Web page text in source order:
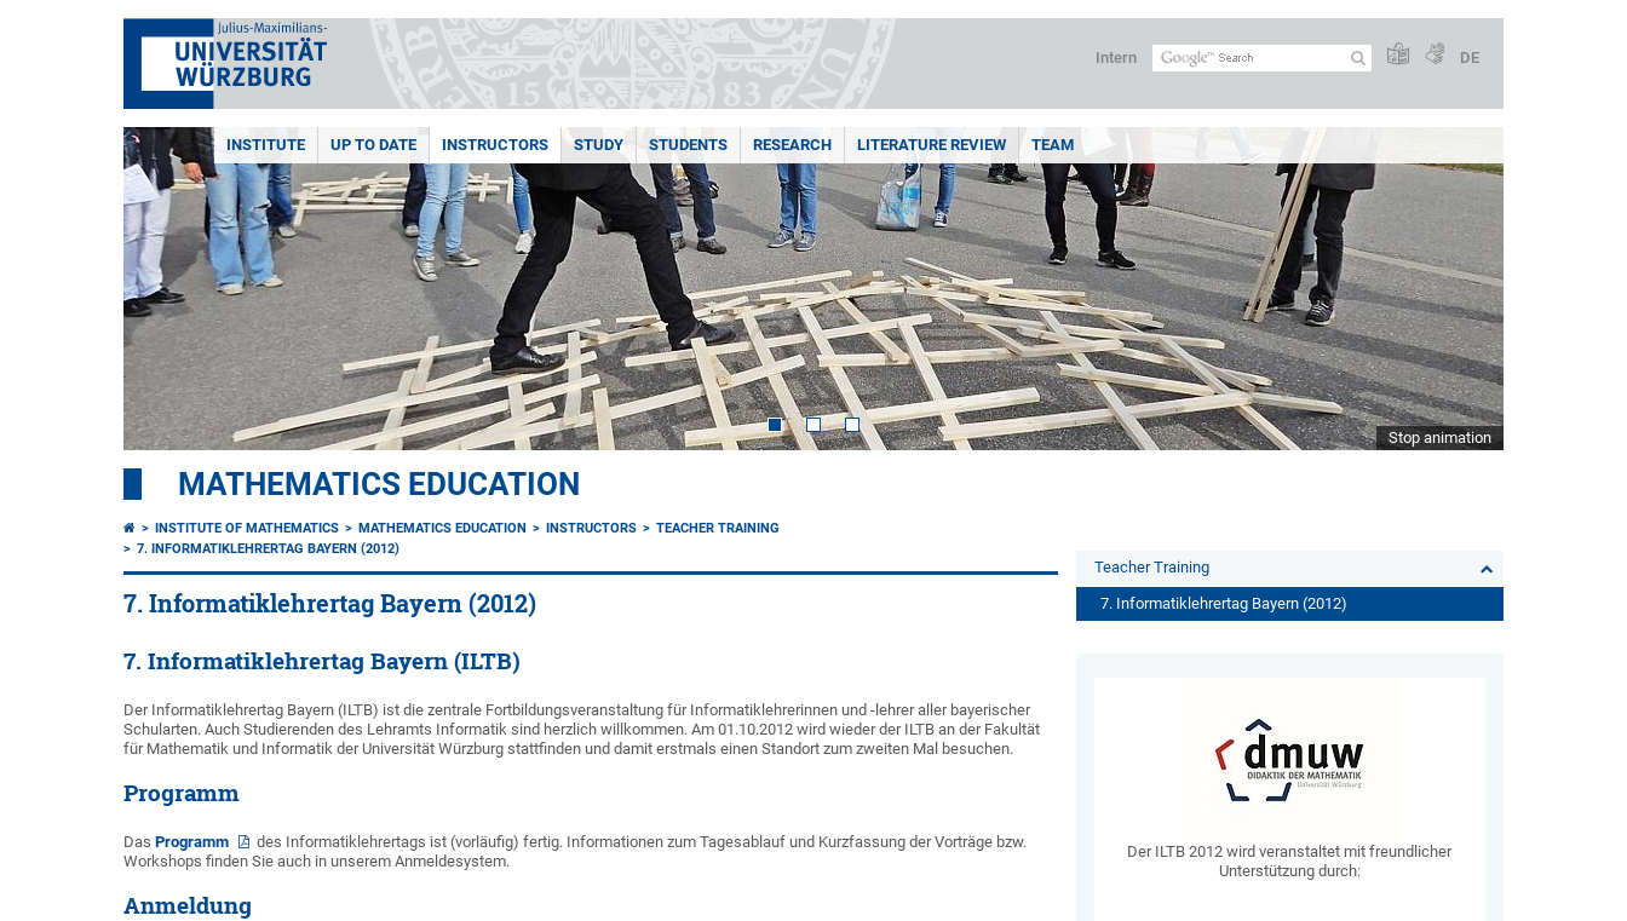
Intern DE
INSTITUTE UP TO DATE INSTRUCTORS STUDY STUDENTS RESEARCH LITERATURE REVIEW TEAM
Stop animation
MATHEMATICS EDUCATION
INSTITUTE OF MATHEMATICS MATHEMATICS EDUCATION INSTRUCTORS
TEACHER TRAINING
7. INFORMATIKLEHRERTAG BAYERN (2012)
7. Informatiklehrertag Bayern (2012)
7. Informatiklehrertag Bayern (ILTB)
Der Informatiklehrertag Bayern (ILTB) ist die zentrale Fortbildungsveranstaltung für Informatiklehrerinnen und -lehrer aller bayerischer
Schularten. Auch Studierenden des Lehramts Informatik sind herzlich willkommen. Am 01.10.2012 wird wieder der ILTB an der Fakultät
für Mathematik und Informatik der Universität Würzburg stattfinden und damit erstmals einen Standort zum zweiten Mal besuchen.
Programm
Das Programm
des Informatiklehrertags ist (vorläufig) fertig. Informationen zum Tagesablauf und Kurzfassung der Vorträge bzw.
Workshops finden Sie auch in unserem Anmeldesystem.
Anmeldung
Teacher Training
7. Informatiklehrertag Bayern (2012)
Der ILTB 2012 wird veranstaltet mit freundlicher
Unterstützung durch: